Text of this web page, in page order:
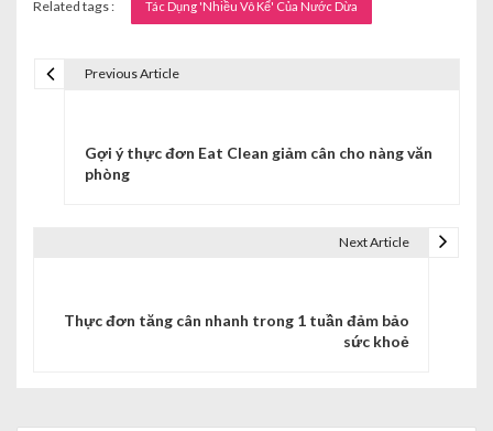
Related tags : Tác Dụng 'Nhiều Vô Kể' Của Nước Dừa
Previous Article
Gợi ý thực đơn Eat Clean giảm cân cho nàng văn
phòng
Next Article
Thực đơn tăng cân nhanh trong 1 tuần đảm bảo
sức khoẻ